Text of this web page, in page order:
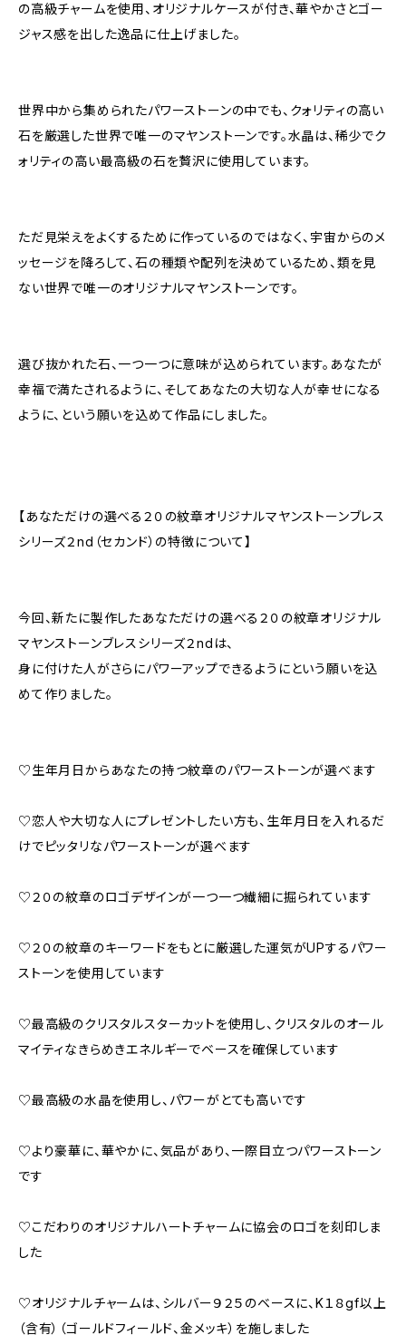
の高級チャームを使用、オリジナルケースが付き、華やかさとゴー
ジャス感を出した逸品に仕上げました。
世界中から集められたパワーストーンの中でも、クォリティの高い
石を厳選した世界で唯一のマヤンストーンです。水晶は、稀少でク
ォリティの高い最高級の石を贅沢に使用しています。
ただ見栄えをよくするために作っているのではなく、宇宙からのメ
ッセージを降ろして、石の種類や配列を決めているため、類を見
ない世界で唯一のオリジナルマヤンストーンです。
選び抜かれた石、一つ一つに意味が込められています。あなたが
幸福で満たされるように、そしてあなたの大切な人が幸せになる
ように、という願いを込めて作品にしました。
【あなただけの選べる２０の紋章オリジナルマヤンストーンブレス
シリーズ２nd（セカンド）の特徴について】
今回、新たに製作したあなただけの選べる２０の紋章オリジナル
マヤンストーンブレスシリーズ２ndは、
身に付けた人がさらにパワーアップできるようにという願いを込
めて作りました。
♡生年月日からあなたの持つ紋章のパワーストーンが選べます
♡恋人や大切な人にプレゼントしたい方も、生年月日を入れるだ
けでピッタリなパワーストーンが選べます
♡２０の紋章のロゴデザインが一つ一つ繊細に掘られています
♡２０の紋章のキーワードをもとに厳選した運気がUPするパワー
ストーンを使用しています
♡最高級のクリスタルスターカットを使用し、クリスタルのオール
マイティなきらめきエネルギーでベースを確保しています
♡最高級の水晶を使用し、パワーがとても高いです
♡より豪華に、華やかに、気品があり、一際目立つパワーストーン
です
♡こだわりのオリジナルハートチャームに協会のロゴを刻印しま
した
♡オリジナルチャームは、シルバー９２５のベースに、K１８gf以上
（含有）（ゴールドフィールド、金メッキ）を施しました